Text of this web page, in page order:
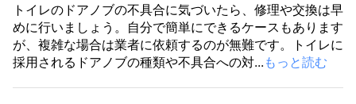
トイレのドアノブの不具合に気づいたら、修理や交換は早
めに行いましょう。自分で簡単にできるケースもあります
が、複雑な場合は業者に依頼するのが無難です。トイレに
採用されるドアノブの種類や不具合への対... もっと読む